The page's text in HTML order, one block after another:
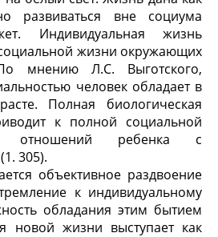
развиваться вне социума
Индивидуальная жизнь
жизни окружающих
мнению Л.С. Выготского,
человек обладает в
Полная биологическая
к полной социальной
отношений ребенка с
305).
объективное раздвоение
к индивидуальному
обладания этим бытием
жизни выступает как